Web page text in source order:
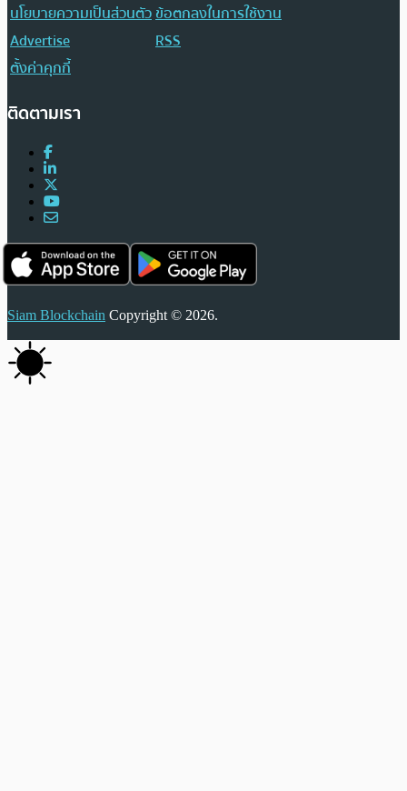
นโยบายความเป็นส่วนตัวข้อตกลงในการใช้งาน
Advertise
RSS
ตั้งค่าคุกกี้
ติดตามเรา
Siam Blockchain Copyright © 2026.